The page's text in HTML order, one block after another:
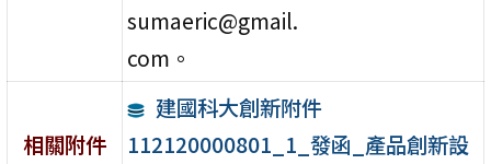
sumaeric@gmail.
com。
相關附件
建國科大創新附件
112120000801_1_發函_產品創新設